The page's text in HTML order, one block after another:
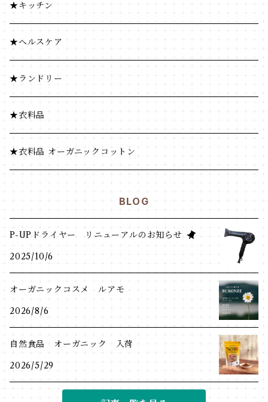
ふりかけ・漬物・佃煮
海藻・乾物
豆・ごま類
ふりかけ・漬物・佃煮
海藻・乾物
★キッチン
★ヘルスケア
★ランドリー
★衣料品
★衣料品 オーガニックコットン
BLOG
P-UPドライヤー リニューアルのお知らせ
2025/10/6
オーガニックコスメ ルアモ
2026/8/6
自然食品 オーガニック 入荷
2026/5/29